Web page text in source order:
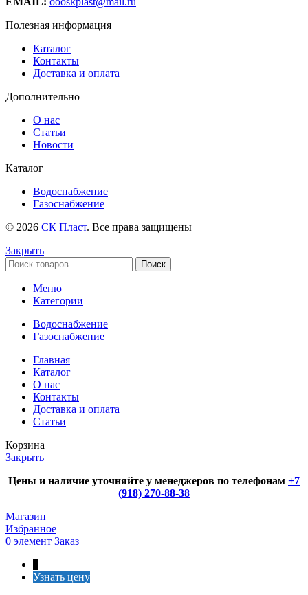
Полезная информация
Каталог
Контакты
Доставка и оплата
Дополнительно
О нас
Статьи
Новости
Каталог
Водоснабжение
Газоснабжение
© 2026 СК Пласт. Все права защищены
Закрыть
Поиск
Меню
Категории
Водоснабжение
Газоснабжение
Главная
Каталог
О нас
Контакты
Доставка и оплата
Статьи
Корзина
Закрыть
Цены и наличие уточняйте у менеджеров по телефонам +7
(918) 270-88-38
Магазин
Избранное
0 элемент Заказ
Узнать цену